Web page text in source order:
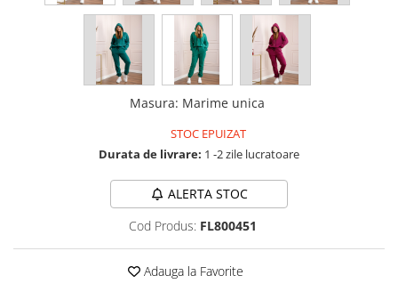
Masura: Marime unica
STOC EPUIZAT
Durata de livrare: 1 -2 zile lucratoare
ALERTA STOC
Cod Produs: FL800451
Adauga la Favorite